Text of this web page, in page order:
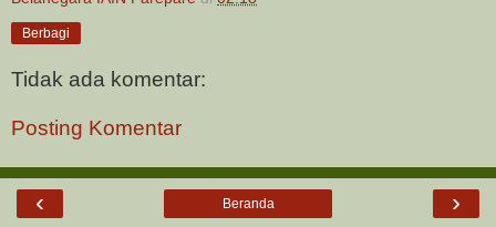
Berbagi
Tidak ada komentar:
Posting Komentar
‹ ›
Beranda